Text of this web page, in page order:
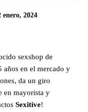
enero, 2024
sexshop de
años en el mercado y
da un giro
en mayorista y
Sexitive!